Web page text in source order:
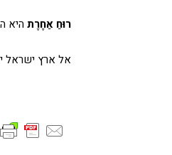
רוּחַ אַחֶרֶת היא
אל ארץ ישראל